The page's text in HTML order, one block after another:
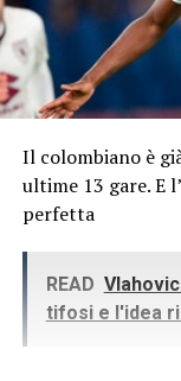
Il colombiano è
ultime 13 gare. E
perfetta
READ
tifosi e l'idea